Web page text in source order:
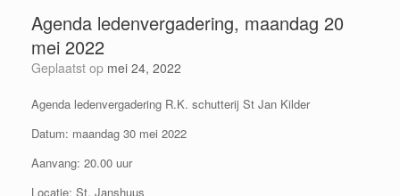
Agenda ledenvergadering, maandag 20
mei 2022
Geplaatst op mei 24, 2022
Agenda ledenvergadering R.K. schutterij St Jan Kilder
Datum: maandag 30 mei 2022
Aanvang: 20.00 uur
Locatie: St. Janshuus